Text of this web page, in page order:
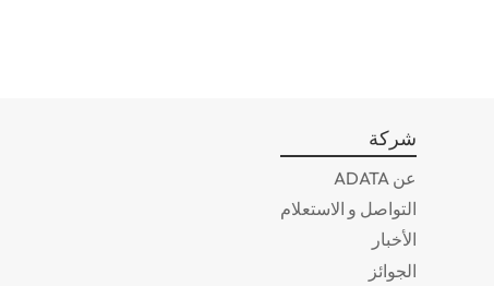
شركة
عن ADATA
التواصل و الاستعلام
الأخبار
الجوائز